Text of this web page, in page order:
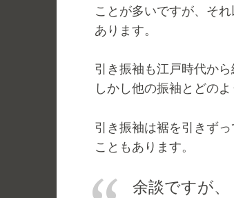
ことが多いですが、そ
あります。
引き振袖も江戸時代か
しかし他の振袖とどの
引き振袖は裾を引きず
こともあります。
余談ですが